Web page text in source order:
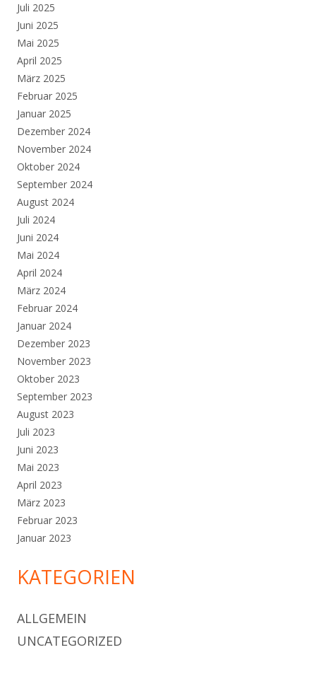
Juli 2025
Juni 2025
Mai 2025
April 2025
März 2025
Februar 2025
Januar 2025
Dezember 2024
November 2024
Oktober 2024
September 2024
August 2024
Juli 2024
Juni 2024
Mai 2024
April 2024
März 2024
Februar 2024
Januar 2024
Dezember 2023
November 2023
Oktober 2023
September 2023
August 2023
Juli 2023
Juni 2023
Mai 2023
April 2023
März 2023
Februar 2023
Januar 2023
KATEGORIEN
ALLGEMEIN
UNCATEGORIZED